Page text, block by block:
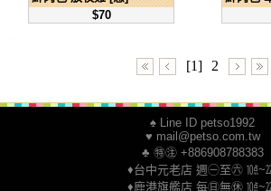
$70
[1] 2
♠ Line ID petso1992
♥ mail@petso.com.tw
♣ ㊕㊟ +886908788383
♦台中元老店 週㊀至㊅ ㍢~
♦鹿港旗艦店 每㊐無㊡ ㍢~